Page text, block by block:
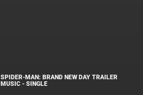
SPIDER-MAN: BRAND NEW DAY TRAILER
MUSIC - SINGLE